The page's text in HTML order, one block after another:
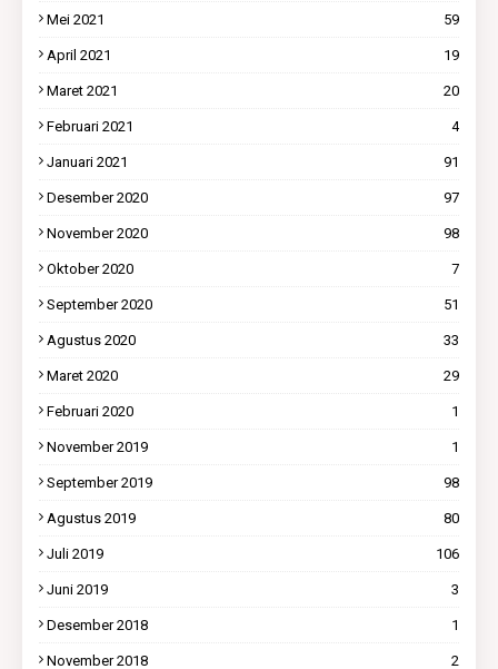
Mei 2021 59
April 2021 19
Maret 2021 20
Februari 2021 4
Januari 2021 91
Desember 2020 97
November 2020 98
Oktober 2020 7
September 2020 51
Agustus 2020 33
Maret 2020 29
Februari 2020 1
November 2019 1
September 2019 98
Agustus 2019 80
Juli 2019 106
Juni 2019 3
Desember 2018 1
November 2018 2